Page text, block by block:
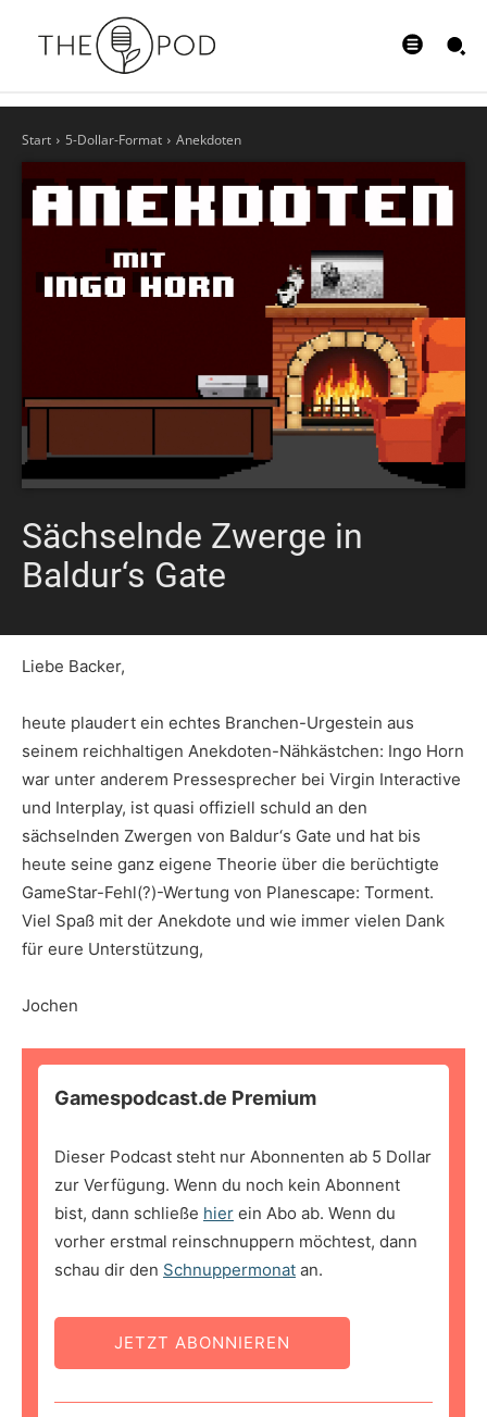
Start 5-Dollar-Format Anekdoten
Sächselnde Zwerge in
Baldur‘s Gate
Liebe Backer,
heute plaudert ein echtes Branchen-Urgestein aus
seinem reichhaltigen Anekdoten-Nähkästchen: Ingo Horn
war unter anderem Pressesprecher bei Virgin Interactive
und Interplay, ist quasi offiziell schuld an den
sächselnden Zwergen von Baldur‘s Gate und hat bis
heute seine ganz eigene Theorie über die berüchtigte
GameStar-Fehl(?)-Wertung von Planescape: Torment.
Viel Spaß mit der Anekdote und wie immer vielen Dank
für eure Unterstützung,
Jochen
Gamespodcast.de Premium
Dieser Podcast steht nur Abonnenten ab 5 Dollar
zur Verfügung. Wenn du noch kein Abonnent
bist, dann schließe hier ein Abo ab. Wenn du
vorher erstmal reinschnuppern möchtest, dann
schau dir den Schnuppermonat an.
JETZT ABONNIEREN